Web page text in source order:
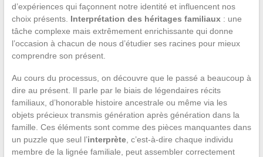
d’expériences qui façonnent notre identité et influencent nos
choix présents. Interprétation des héritages familiaux: une
tâche complexe mais extrêmement enrichissante qui donne
l’occasion à chacun de nous d’étudier ses racines pour mieux
comprendre son présent.
Au cours du processus, on découvre que le passé a beaucoup à
dire au présent. Il parle par le biais de légendaires récits
familiaux, d’honorable histoire ancestrale ou même via les
objets précieux transmis génération après génération dans la
famille. Ces éléments sont comme des pièces manquantes dans
un puzzle que seul l’interprète, c’est-à-dire chaque individu
membre de la lignée familiale, peut assembler correctement